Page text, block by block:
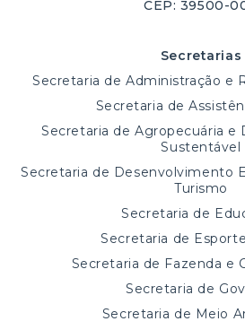
CEP: 39500-
Secretarias
Secretaria de Administração e
Secretaria de
Secretaria de Agropecuária e
Sustentável
Secretaria de Desenvolvimento
Turismo
Secretaria de
Secretaria de
Secretaria de Fazenda e
Secretaria de
Secretaria de Meio